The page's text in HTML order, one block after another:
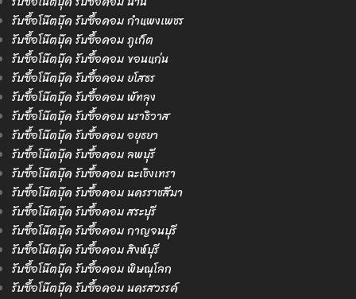
รับซื้อโน๊ตบุ๊ค รับซื้อคอม กำแพงเพชร
รับซื้อโน๊ตบุ๊ค รับซื้อคอม ภูเก็ต
รับซื้อโน๊ตบุ๊ค รับซื้อคอม ขอนแก่น
รับซื้อโน๊ตบุ๊ค รับซื้อคอม ยโสธร
รับซื้อโน๊ตบุ๊ค รับซื้อคอม พัทลุง
รับซื้อโน๊ตบุ๊ค รับซื้อคอม นราธิวาส
รับซื้อโน๊ตบุ๊ค รับซื้อคอม อยุธยา
รับซื้อโน๊ตบุ๊ค รับซื้อคอม ลพบุรี
รับซื้อโน๊ตบุ๊ค รับซื้อคอม ฉะเชิงเทรา
รับซื้อโน๊ตบุ๊ค รับซื้อคอม นครราชสีมา
รับซื้อโน๊ตบุ๊ค รับซื้อคอม สระบุรี
รับซื้อโน๊ตบุ๊ค รับซื้อคอม กาญจนบุรี
รับซื้อโน๊ตบุ๊ค รับซื้อคอม สิงห์บุรี
รับซื้อโน๊ตบุ๊ค รับซื้อคอม พิษณุโลก
รับซื้อโน๊ตบุ๊ค รับซื้อคอม นครสวรรค์